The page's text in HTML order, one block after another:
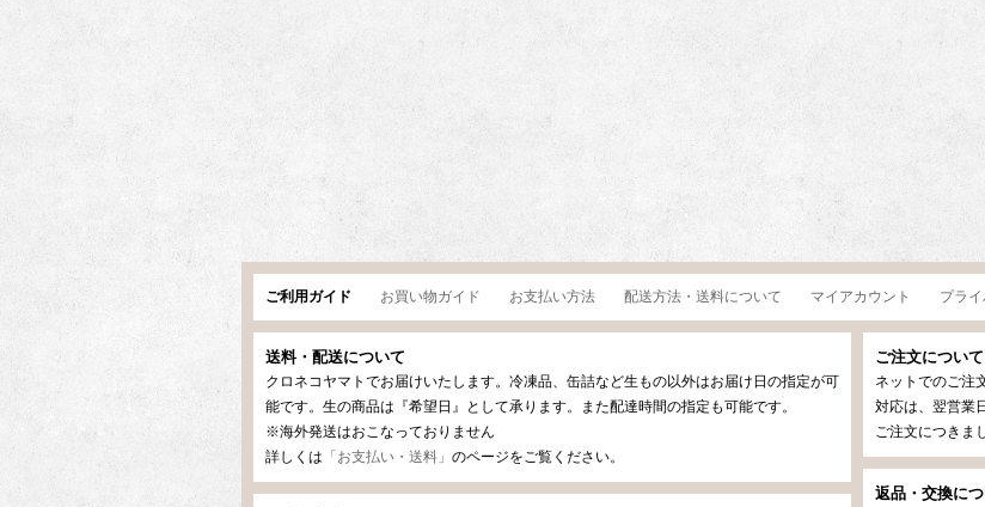
ご利用ガイド お買い物ガイド お支払い方法 配送方法・送料について マイアカウント プラ
送料・配送について
クロネコヤマトでお届けいたします。冷凍品、缶詰など生もの以外はお届け日の指定が可
能です。生の商品は『希望日』として承ります。また配達時間の指定も可能です。
※海外発送はおこなっておりません
詳しくは 「お支払い・送料」 のページをご覧ください。
ご注文について
ネットでのご注
対応は、翌営業
ご注文につきま
返品・交換に